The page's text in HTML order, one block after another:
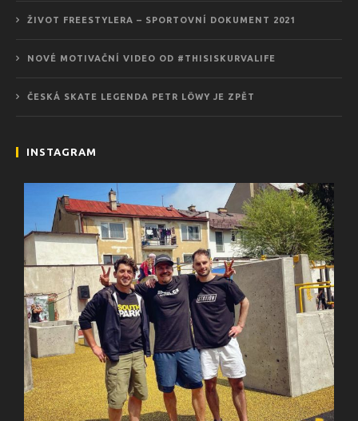
ŽIVOT FREESTYLERA – SPORTOVNÍ DOKUMENT 2021
NOVÉ MOTIVAČNÍ VIDEO OD #THISISKURVALIFE
ČESKÁ SKATE LEGENDA PETR LÖWY JE ZPĚT
INSTAGRAM